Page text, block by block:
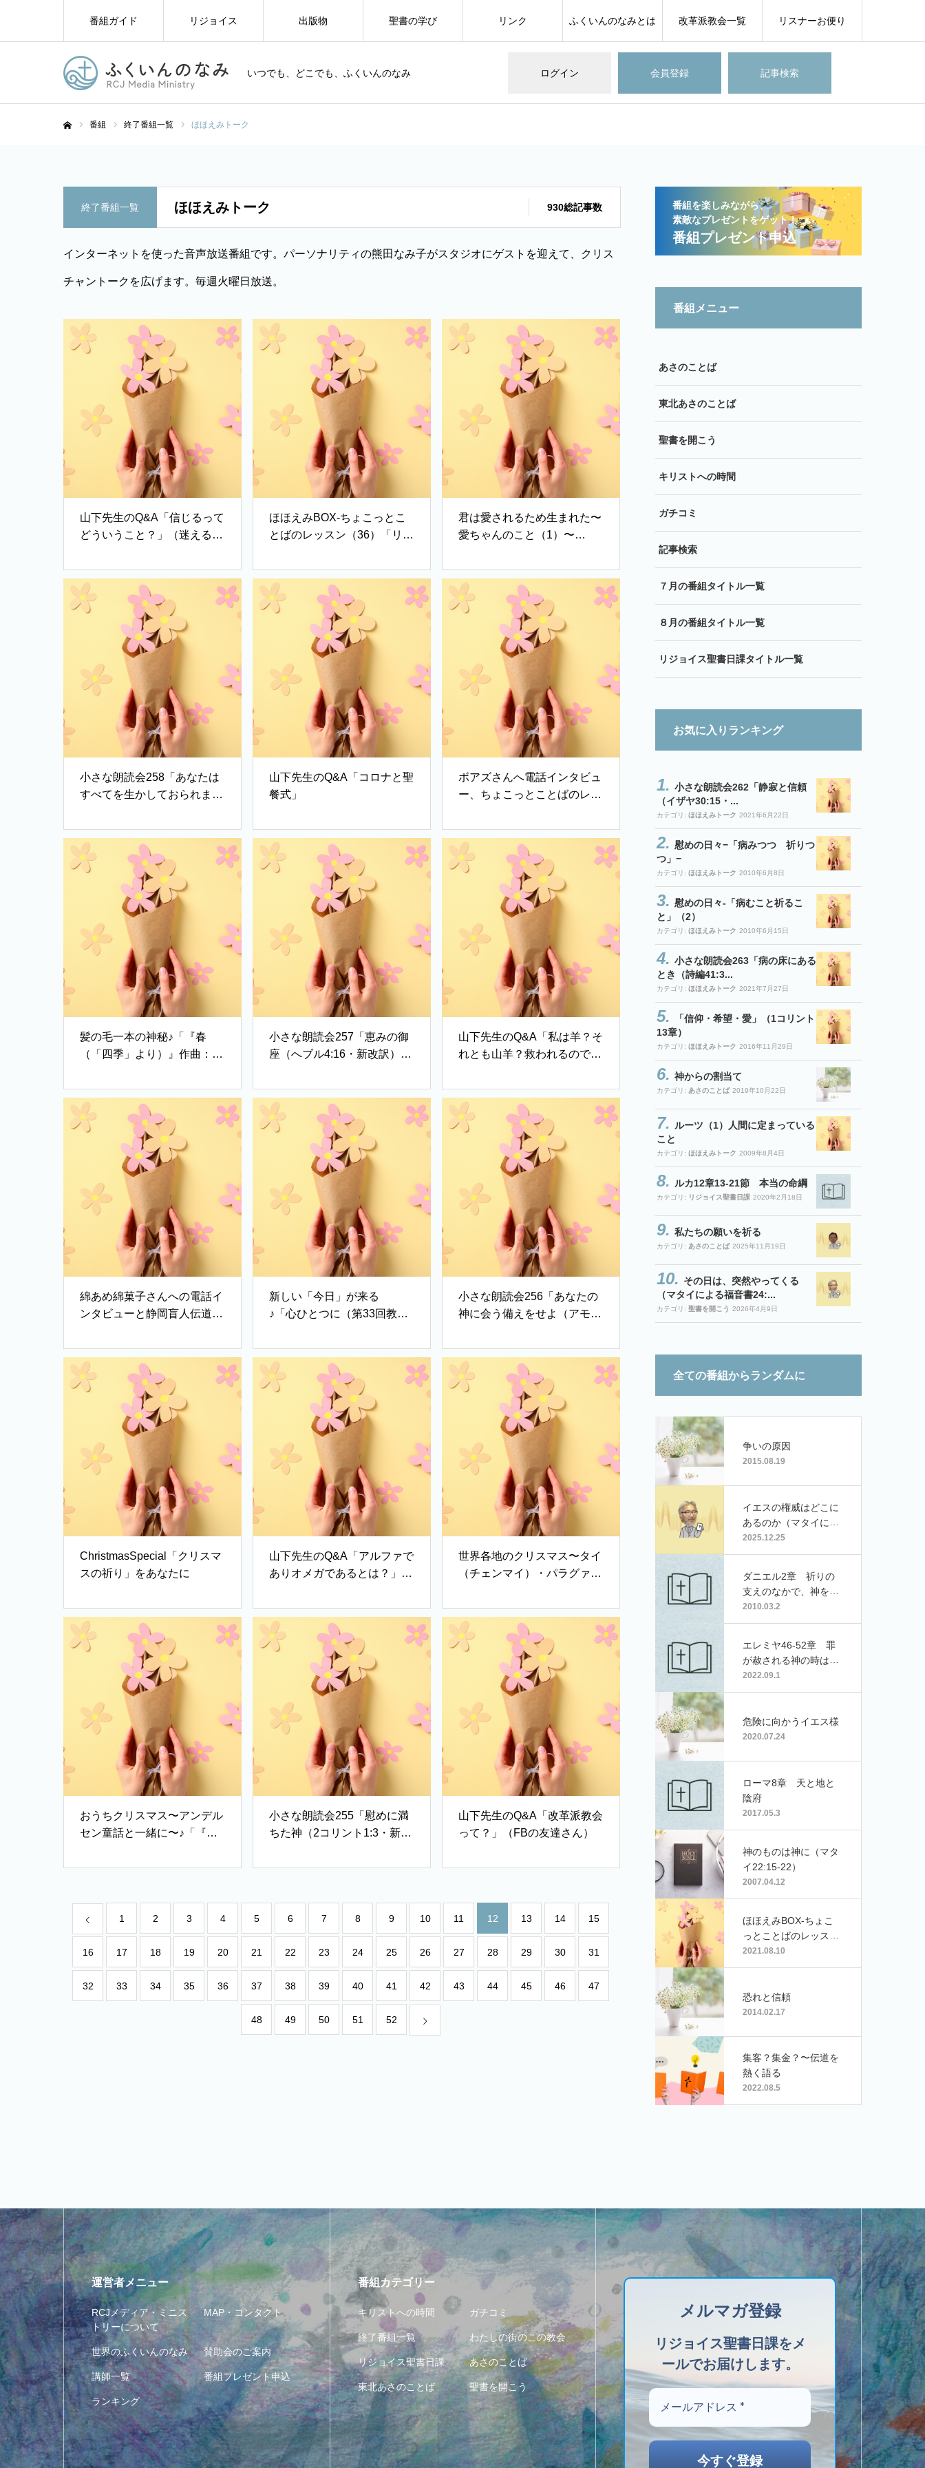
いつでも、どこでも、ふくいんのなみ ログイン 会員登録 記事検索
番組ガイド リジョイス 出版物 聖書の学び リンク ふくいんのなみとは 改革派教会一覧 リスナーお便り
番組 終了番組一覧 ほほえみトーク
終了番組一覧 ほほえみトーク 930総記事数
インターネットを使った音声放送番組です。パーソナリティの熊田なみ子がスタジオにゲストを迎えて、クリス
チャントークを広げます。毎週火曜日放送。
山下先生のQ&A「信じるって
どういうこと？」（迷える羊
ほほえみBOX-ちょこっとこ
とばのレッスン（36）「リフ
の地の果てまで』歌：ノア」
君は愛されるため生まれた〜
愛ちゃんのこと（1）〜
ノア」
小さな朗読会258「あなたは
すべてを生かしておられます
（「いこいの水のほとりに
て〜魂への慰めのことば」
C.H.スポルジョン著）
山下先生のQ&A「コロナと聖
餐式」
ボアズさんへ電話インタビュ
ー、ちょこっとことばのレッ
ム」 ♪「『このままの姿
で』歌：ノア」
髪の毛一本の神秘♪「『春
（「四季」より）』作曲：ヴ
作詞・作曲・歌：二宮聖名
子」
小さな朗読会257「恵みの御
座（へブル4:16・新改訳）」
て〜魂への慰めのことば」
C.H.スポルジョン著）
山下先生のQ&A「私は羊？そ
れとも山羊？救われるのでし
（千葉県 Tさん）
綿あめ綿菓子さんへの電話イ
ンタビューと静岡盲人伝道セ
新しい「今日」が来る
♪「心ひとつに（第33回教会
小さな朗読会256「あなたの
神に会う備えをせよ（アモス
いの水のほとりにて〜魂への
慰めのことば」C.H.スポルジ
ョン著）
ChristmasSpecial「クリスマ
スの祈り」をあなたに
山下先生のQ&A「アルファで
ありオメガであるとは？」
てしまうリスナーより）
世界各地のクリスマス〜タイ
（チェンマイ）・パラグァイ
（フリーステート州ブルーム
フォンテン）〜ジョイクリゲ
スト：大西美穂（宝塚教会）
おうちクリスマス〜アンデル
セン童話と一緒に〜♪「『も
小さな朗読会255「慰めに満
ちた神（2コリント1:3・新改
りにて〜魂への慰めのこと
山下先生のQ&A「改革派教会
って？」（FBの友達さん）
1 2 3 4 5 6 7 8 9 10 11 12 13 14 15
16 17 18 19 20 21 22 23 24 25 26 27 28 29 30 31
32 33 34 35 36 37 38 39 40 41 42 43 44 45 46 47
48 49 50 51 52
番組を楽しみながら、
素敵なプレゼントをゲット！
番組プレゼント申込
番組メニュー
あさのことば
東北あさのことば
聖書を開こう
キリストへの時間
ガチコミ
記事検索
７月の番組タイトル一覧
８月の番組タイトル一覧
リジョイス聖書日課タイトル一覧
お気に入りランキング
小さな朗読会262「静寂と信頼
（イザヤ30:15・...
カテゴリ: ほほえみトーク 2021年6月22日
慰めの日々−「病みつつ 祈りつ
つ」−
カテゴリ: ほほえみトーク 2010年6月8日
慰めの日々-「病むこと祈るこ
と」（2）
カテゴリ: ほほえみトーク 2010年6月15日
小さな朗読会263「病の床にある
とき（詩編41:3...
カテゴリ: ほほえみトーク 2021年7月27日
「信仰・希望・愛」（1コリント
13章）
カテゴリ: ほほえみトーク 2016年11月29日
神からの割当て
カテゴリ: あさのことば 2019年10月22日
ルーツ（1）人間に定まっている
こと
カテゴリ: ほほえみトーク 2009年8月4日
ルカ12章13-21節 本当の命綱
カテゴリ: リジョイス聖書日課 2020年2月18日
私たちの願いを祈る
カテゴリ: あさのことば 2025年11月19日
その日は、突然やってくる
（マタイによる福音書24:...
カテゴリ: 聖書を開こう 2026年4月9日
全ての番組からランダムに
争いの原因
2015.08.19
イエスの権威はどこに
あるのか（マタイによ
る福音書21:23～27）
2025.12.25
ダニエル2章 祈りの
支えのなかで、神を証
しする
2010.03.2
エレミヤ46-52章 罪
が赦される神の時は必
ず来る
2022.09.1
危険に向かうイエス様
2020.07.24
ローマ8章 天と地と
陰府
2017.05.3
神のものは神に（マタ
イ22:15-22）
2007.04.12
ほほえみBOX-ちょこ
っとことばのレッスン
（39）「声のオーケス
トラ」
2021.08.10
恐れと信頼
2014.02.17
集客？集金？〜伝道を
熱く語る
2022.08.5
運営者メニュー
RCJメディア・ミニス
トリーについて
MAP・コンタクト
世界のふくいんのなみ 賛助会のご案内
講師一覧 番組プレゼント申込
ランキング
番組カテゴリー
キリストへの時間 ガチコミ
終了番組一覧 わたしの街のこの教会
リジョイス聖書日課 あさのことば
東北あさのことば 聖書を開こう
メルマガ登録
リジョイス聖書日課をメ
ールでお届けします。